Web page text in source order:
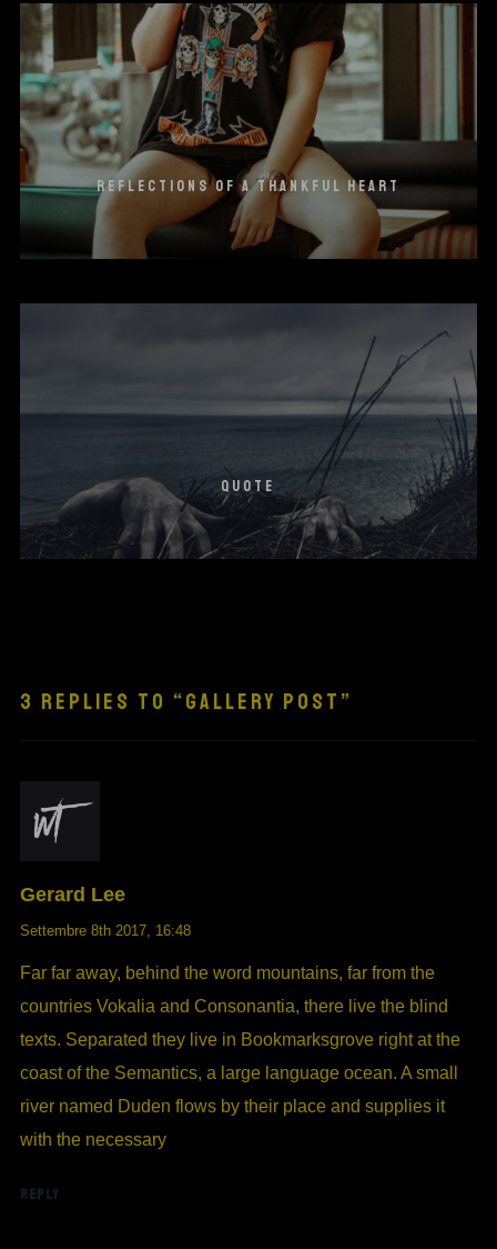
REFLECTIONS OF A THANKFUL HEART
QUOTE
3 REPLIES TO “GALLERY POST”
Gerard Lee
Settembre 8th 2017, 16:48
Far far away, behind the word mountains, far from the
countries Vokalia and Consonantia, there live the blind
texts. Separated they live in Bookmarksgrove right at the
coast of the Semantics, a large language ocean. A small
river named Duden flows by their place and supplies it
with the necessary
REPLY